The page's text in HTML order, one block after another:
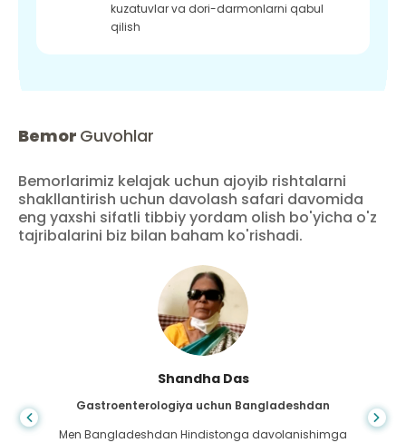
kuzatuvlar va dori-darmonlarni qabul
qilish
Bemor Guvohlar
Bemorlarimiz kelajak uchun ajoyib rishtalarni
shakllantirish uchun davolash safari davomida
eng yaxshi sifatli tibbiy yordam olish bo'yicha o'z
tajribalarini biz bilan baham ko'rishadi.
Shandha Das
Gastroenterologiya uchun Bangladeshdan
Men Bangladeshdan Hindistonga davolanishimga